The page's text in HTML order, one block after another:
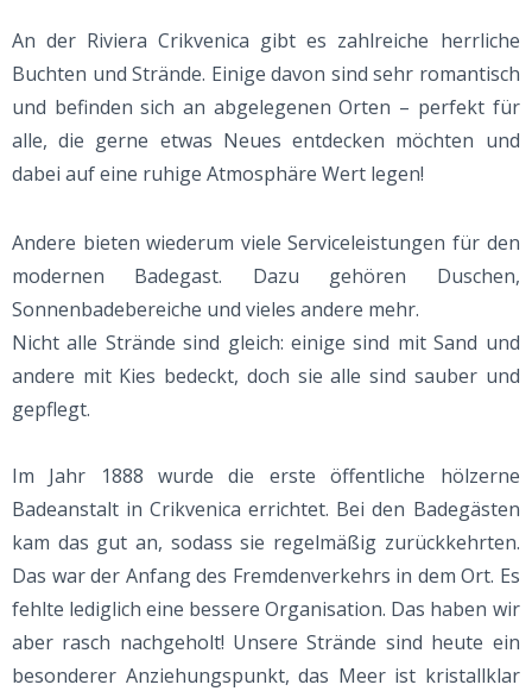
An der Riviera Crikvenica gibt es zahlreiche herrliche
Buchten und Strände. Einige davon sind sehr romantisch
und befinden sich an abgelegenen Orten – perfekt für
alle, die gerne etwas Neues entdecken möchten und
dabei auf eine ruhige Atmosphäre Wert legen!
Andere bieten wiederum viele Serviceleistungen für den
modernen Badegast. Dazu gehören Duschen,
Sonnenbadebereiche und vieles andere mehr.
Nicht alle Strände sind gleich: einige sind mit Sand und
andere mit Kies bedeckt, doch sie alle sind sauber und
gepflegt.
Im Jahr 1888 wurde die erste öffentliche hölzerne
Badeanstalt in Crikvenica errichtet. Bei den Badegästen
kam das gut an, sodass sie regelmäßig zurückkehrten.
Das war der Anfang des Fremdenverkehrs in dem Ort. Es
fehlte lediglich eine bessere Organisation. Das haben wir
aber rasch nachgeholt! Unsere Strände sind heute ein
besonderer Anziehungspunkt, das Meer ist kristallklar